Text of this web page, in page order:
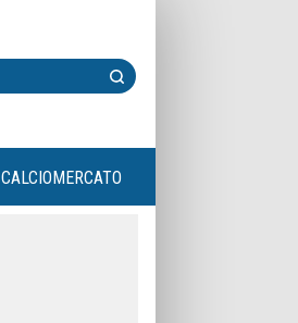
CALCIOMERCATO